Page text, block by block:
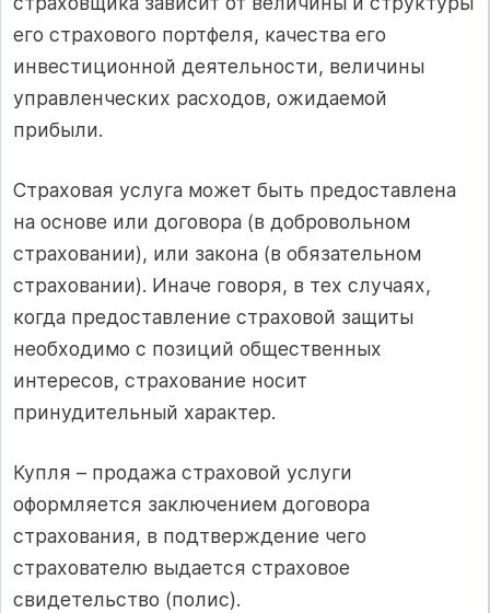
его страхового портфеля, качества его
инвестиционной деятельности, величины
управленческих расходов, ожидаемой
прибыли.
Страховая услуга может быть предоставлена
на основе или договора (в добровольном
страховании), или закона (в обязательном
страховании). Иначе говоря, в тех случаях,
когда предоставление страховой защиты
необходимо с позиций общественных
интересов, страхование носит
принудительный характер.
Купля – продажа страховой услуги
оформляется заключением договора
страхования, в подтверждение чего
страхователю выдается страховое
свидетельство (полис).